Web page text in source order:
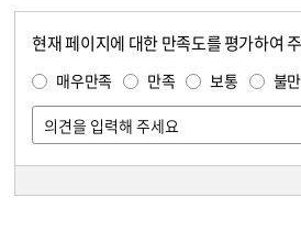
현재 페이지에 대한 만족도를 평가하여
매우만족 만족 보통 불